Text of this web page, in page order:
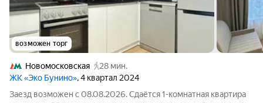
возможен торг
Новомосковская
28 мин.
ЖК «Эко Бунино», 4 квартал 2024
Заезд возможен с 08.08.2026. Сдаётся 1-комнатная квартира